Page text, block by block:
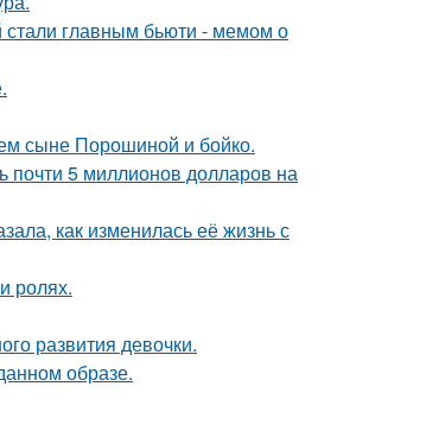
стали главным бьюти - мемом о
сыне Порошиной и бойко.
5 миллионов долларов на
как изменилась её жизнь с
ролях.
развития девочки.
образе.